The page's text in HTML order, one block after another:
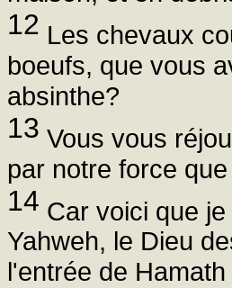
12 Les chevaux
boeufs, que vous
absinthe?
13 Vous vous
par notre force
14 Car voici que
Yahweh, le Dieu
l'entrée de